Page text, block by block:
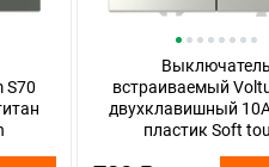
S70
Выключатель
встраиваемый
двухклавишный
пластик Soft